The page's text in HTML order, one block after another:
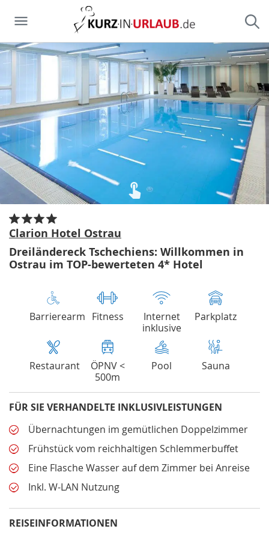
Clarion Hotel Ostrau
Dreiländereck Tschechiens: Willkommen in
Ostrau im TOP-bewerteten 4* Hotel
Barrierearm Fitness
Internet
inklusive
Parkplatz
Restaurant
ÖPNV <
500m
Pool Sauna
FÜR SIE VERHANDELTE INKLUSIVLEISTUNGEN
Übernachtungen im gemütlichen Doppelzimmer
Frühstück vom reichhaltigen Schlemmerbuffet
Eine Flasche Wasser auf dem Zimmer bei Anreise
Inkl. W-LAN Nutzung
REISEINFORMATIONEN